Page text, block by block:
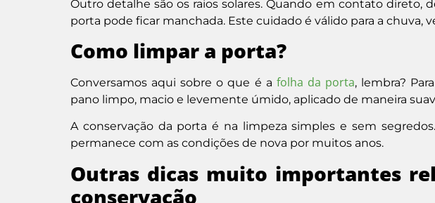
Outro detalhe são os raios solares. Quando em contato direto,
porta pode ficar manchada. Este cuidado é válido para a chuva,
Como limpar a porta?
Conversamos aqui sobre o que é a folha da porta, lembra?
pano limpo, macio e levemente úmido, aplicado de maneira
A conservação da porta é na limpeza simples e sem
permanece com as condições de nova por muitos anos.
Outras dicas muito importantes
conservação